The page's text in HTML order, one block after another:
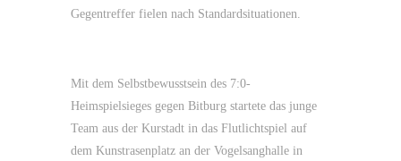
Gegentreffer fielen nach Standardsituationen.
Mit dem Selbstbewusstsein des 7:0-
Heimspielsieges gegen Bitburg startete das junge
Team aus der Kurstadt in das Flutlichtspiel auf
dem Kunstrasenplatz an der Vogelsanghalle in